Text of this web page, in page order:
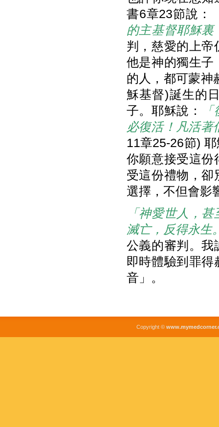
書6章23節說：
的主基督耶穌
判，慈愛的上帝
他是神的獨生子
的人，都可蒙神
穌基督)誕生的
子。耶穌說：
必復活！凡活著
11章25-26節)
你願意接受這份
受這份禮物，卻
選擇，不但會影
「神愛世人，
滅亡，反得永生
公義的審判。我
即時體驗到罪得
音」。
Copyright ©